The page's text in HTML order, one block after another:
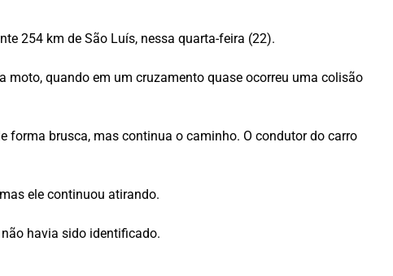
254 km de São Luís, nessa quarta-feira (22).
moto, quando em um cruzamento quase ocorreu uma colisão
forma brusca, mas continua o caminho. O condutor do carro
ele continuou atirando.
havia sido identificado.